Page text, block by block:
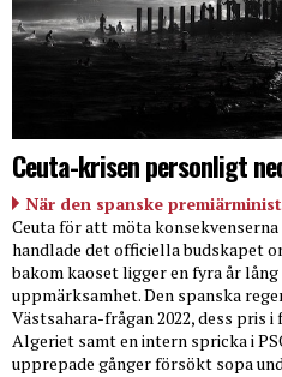
Ceuta-krisen personligt
När den spanske
Ceuta för att möta
handlade det officiella budskapet
bakom kaoset ligger en fyra år
uppmärksamhet. Den spanska
Västsahara-frågan 2022, dess pris
Algeriet samt en intern spricka i
upprepade gånger försökt sopa